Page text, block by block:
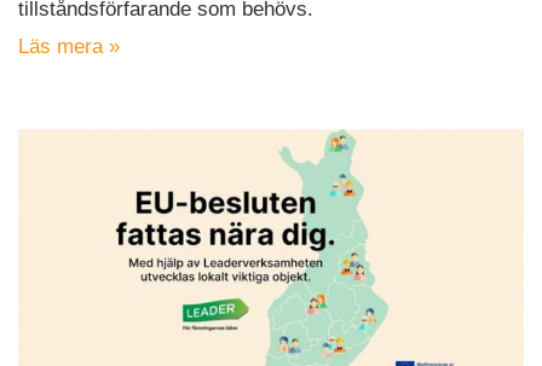
tillståndsförfarande som behövs.
Läs mera »